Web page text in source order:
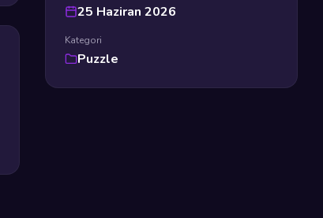
25 Haziran 2026
Kategori
Puzzle